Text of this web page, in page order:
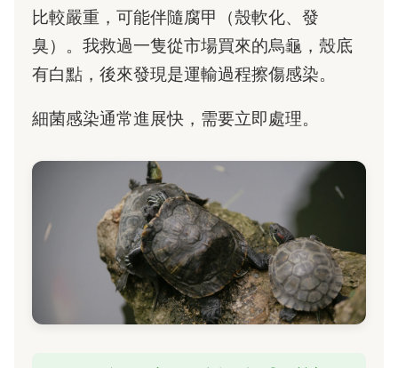
比較嚴重，可能伴隨腐甲（殼軟化、發
臭）。我救過一隻從市場買來的烏龜，殼底
有白點，後來發現是運輸過程擦傷感染。
細菌感染通常進展快，需要立即處理。